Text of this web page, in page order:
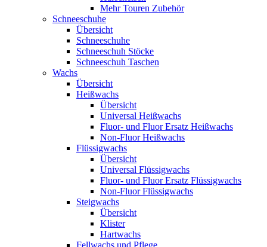
Mehr Touren Zubehör
Schneeschuhe
Übersicht
Schneeschuhe
Schneeschuh Stöcke
Schneeschuh Taschen
Wachs
Übersicht
Heißwachs
Übersicht
Universal Heißwachs
Fluor- und Fluor Ersatz Heißwachs
Non-Fluor Heißwachs
Flüssigwachs
Übersicht
Universal Flüssigwachs
Fluor- und Fluor Ersatz Flüssigwachs
Non-Fluor Flüssigwachs
Steigwachs
Übersicht
Klister
Hartwachs
Fellwachs und Pflege